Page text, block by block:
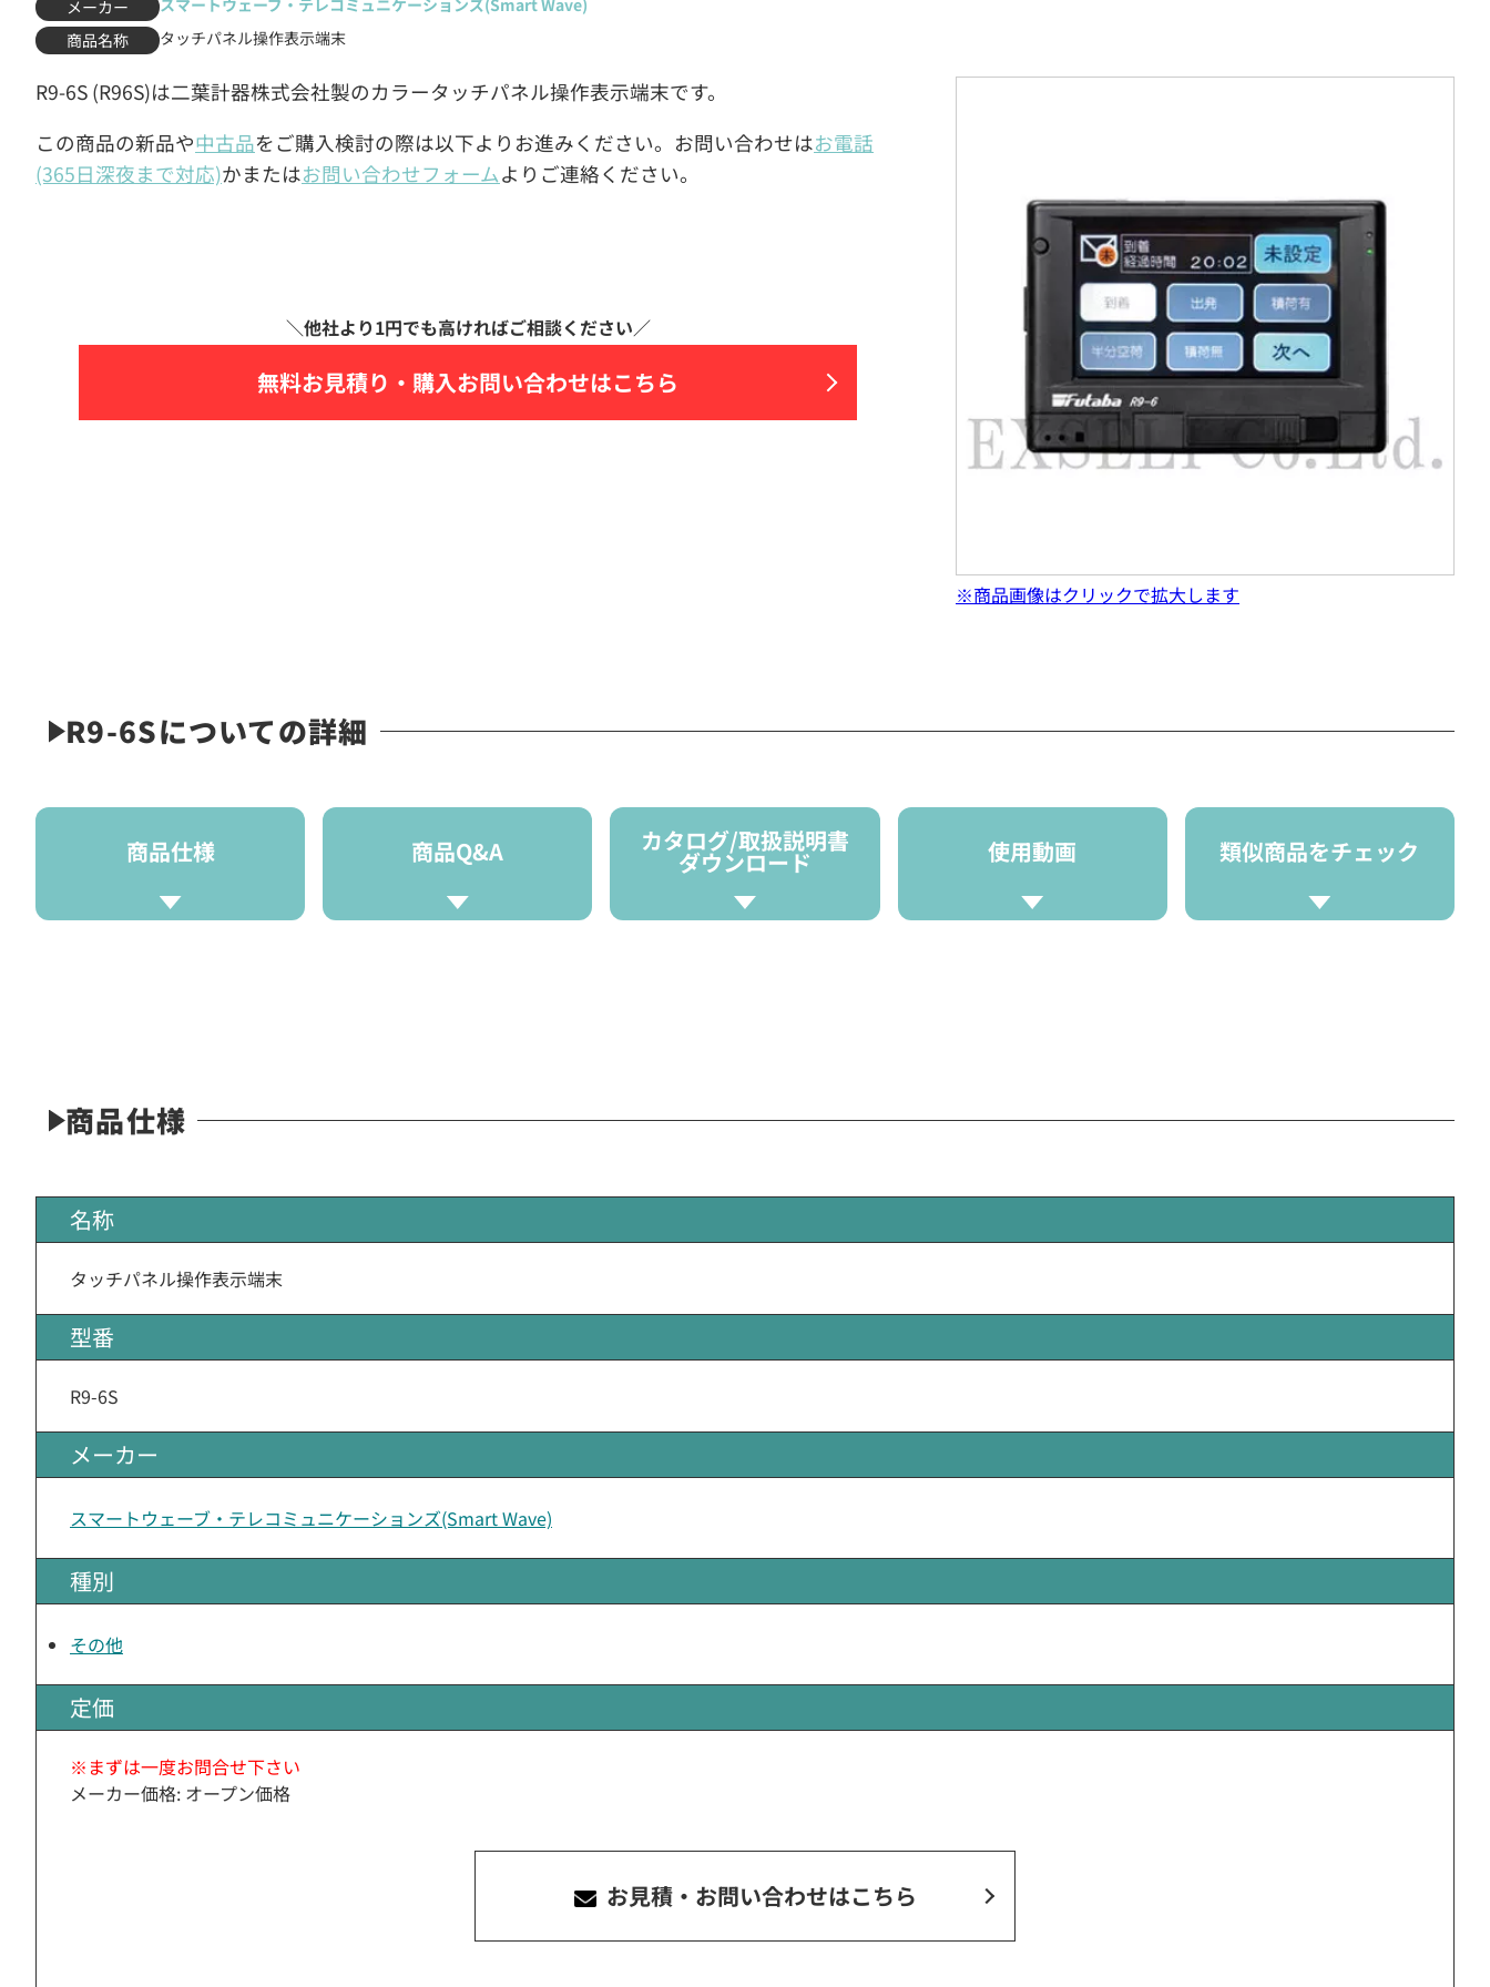
メーカー
スマートウェーブ・テレコミュニケーションズ(Smart Wave)
商品名称
タッチパネル操作表示端末
R9-6S (R96S)は二葉計器株式会社製のカラータッチパネル操作表示端末です。
この商品の新品や中古品をご購入検討の際は以下よりお進みください。お問い合わせはお電話
(365日深夜まで対応)かまたはお問い合わせフォームよりご連絡ください。
無料お見積り・ 購入お問い合わせはこちら
※商品画像はクリックで拡大します
R9-6Sについての詳細
商品仕様 商品Q&A カタログ/取扱説明書
ダウンロード 使用動画 類似商品をチェック
商品仕様
名称
タッチパネル操作表示端末
型番
R9-6S
メーカー
スマートウェーブ・テレコミュニケーションズ(Smart Wave)
種別
その他
定価
※まずは一度お問合せ下さい
メーカー価格: オープン価格
お見積・お問い合わせはこちら